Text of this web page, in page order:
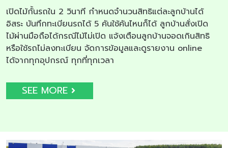
เปิดไม้กั้นรถใน 2 วินาที กำหนดจำนวนสิทธิแต่ละลูกบ้านได้
อิสระ บันทึกทะเบียนรถได้ 5 คันใช้คันไหนก็ได้ ลูกบ้านสั่งเปิด
ไม้ผ่านมือถือได้กรณีไม้ไม่เปิด แจ้งเตือนลูกบ้านจอดเกินสิทธิ
หรือใช้รถไม่ลงทะเบียน จัดการข้อมูลและดูรายงาน online
ได้จากทุกอุปกรณ์ ทุกที่ทุกเวลา
SEE MORE